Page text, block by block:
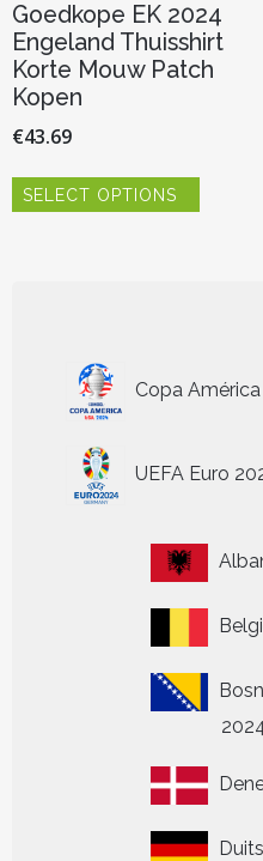
Goedkope EK 2024
Engeland Thuisshirt
Korte Mouw Patch
Kopen
€43.69
SELECT OPTIONS
worden
Copa
UEFA Euro